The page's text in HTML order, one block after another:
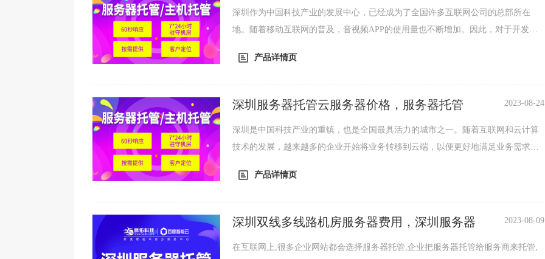
深圳作为中国科技产业的发展中心，已经成为了全国许多互联网公司的总部所在
地。随着移动互联网的普及，音视频APP的使用量也不断增加。因此，对于开发音
频APP的影响音视频APP需要大量的带宽支持才能保证流畅的使用体验。如果服务
体验。因此，选择一个带宽大小合适...
产品详情页
深圳服务器托管云服务器价格，服务器托管 2023-08-24
深圳是中国科技产业的重镇，也是全国最具活力的城市之一。随着互联网和云计算
技术的发展，越来越多的企业开始将业务转移到云端，以便更好地满足业务需求。
服务器托管云服务器的价格情况。深圳服务器托管的基本情况和价格范围深圳的服
500元到2000元之间。价格的高低主要...
产品详情页
深圳双线多线路机房服务器费用，深圳服务器 2023-08-09
在互联网上,很多企业网站都会选择服务器托管,企业把服务器托管给服务商来托管,